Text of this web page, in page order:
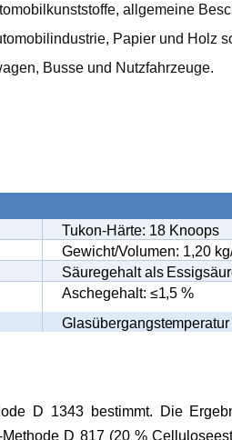
allgemeine
Papier und Holz
Busse und Nutzfahrzeuge.
Tukon-Härte: 18 Knoops
Gewicht/Volumen: 1,20
Säuregehalt als
Aschegehalt: ≤1,5 ​​%
Glasübergangstemperatur
D 1343 bestimmt. Die
D 817 (20 %